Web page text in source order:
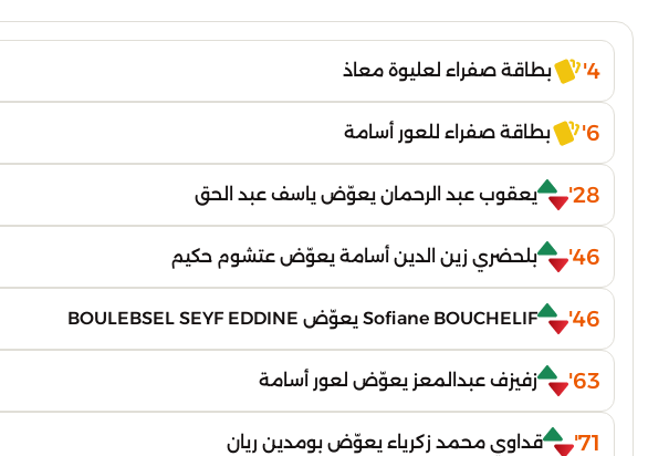
4' بطاقة صفراء لعليوة معاذ
6' بطاقة صفراء للعور أسامة
28' يعقوب عبد الرحمان يعوّض ياسف عبد الحق
46' بلحضري زين الدين أسامة يعوّض عتشوم حكيم
46' Sofiane BOUCHELIF يعوّض BOULEBSEL SEYF EDDINE
63' زفيزف عبدالمعز يعوّض لعور أسامة
71' قداوي محمد زكرياء يعوّض بومدين ريان